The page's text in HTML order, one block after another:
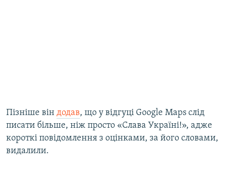
Пізніше він додав, що у відгуці Google Maps слід
писати більше, ніж просто «Слава Україні!», адже
короткі повідомлення з оцінками, за його словами,
видалили.